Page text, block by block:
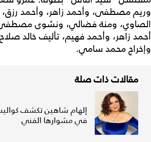
وريم مصطفى، وأحمد زاهر، وأحمد رزق،
الصاوي، ومنة فضالي، ونشوى
أحمد زاهر، وأحمد فهيم، تأليف خالد
وإخراج محمد سامي.
مقالات ذات صلة
إلهام شاهين تكشف
في مشوارها الفني